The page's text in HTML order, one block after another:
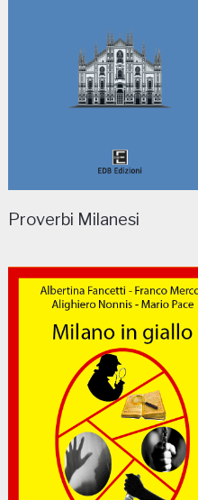
Proverbi Milanesi